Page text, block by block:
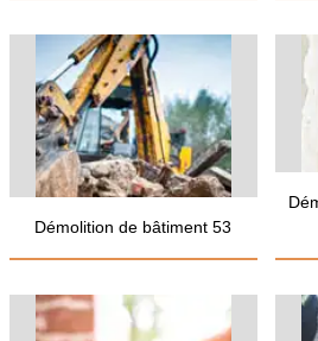
Démolition de bâtiment 53